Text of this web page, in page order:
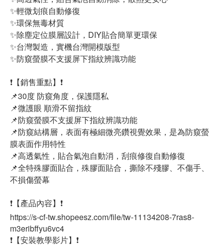
✨輕微划痕自動修復
✨環保無毒材質
✨除塵定位膜層設計，DIY貼合簡單更環保
✨台灣製造，實機台灣開模版型
✨防窺螢膜不支援屏下指紋辨識功能
❗【銷售重點】❗
📌30度 防窺角度，保護隱私
📌微護眼 順滑不留指紋
📌防窺螢膜不支援屏下指紋辨識功能
📌防窺結構層，表面有極細微亮鑽視覺效果，是為防窺螢
膜表面作用特性
📌高透氣性，貼合氣泡自動消，刮痕修復自動修復
📌全特殊膠面貼合，殊膠面貼合，撕除不殘膠、不傷手、
不損傷螢幕
❗【產品內容】❗
https://s-cf-tw.shopeesz.com/file/tw-11134208-7ras8-
m3eribffyu6vc4
❗【安裝教學影片】❗